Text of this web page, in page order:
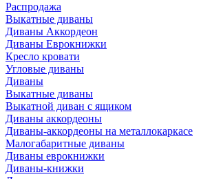
Распродажа
Выкатные диваны
Диваны Аккордеон
Диваны Еврокнижки
Кресло кровати
Угловые диваны
Диваны
Выкатные диваны
Выкатной диван с ящиком
Диваны аккордеоны
Диваны-аккордеоны на металлокаркасе
Малогабаритные диваны
Диваны еврокнижки
Диваны-книжки